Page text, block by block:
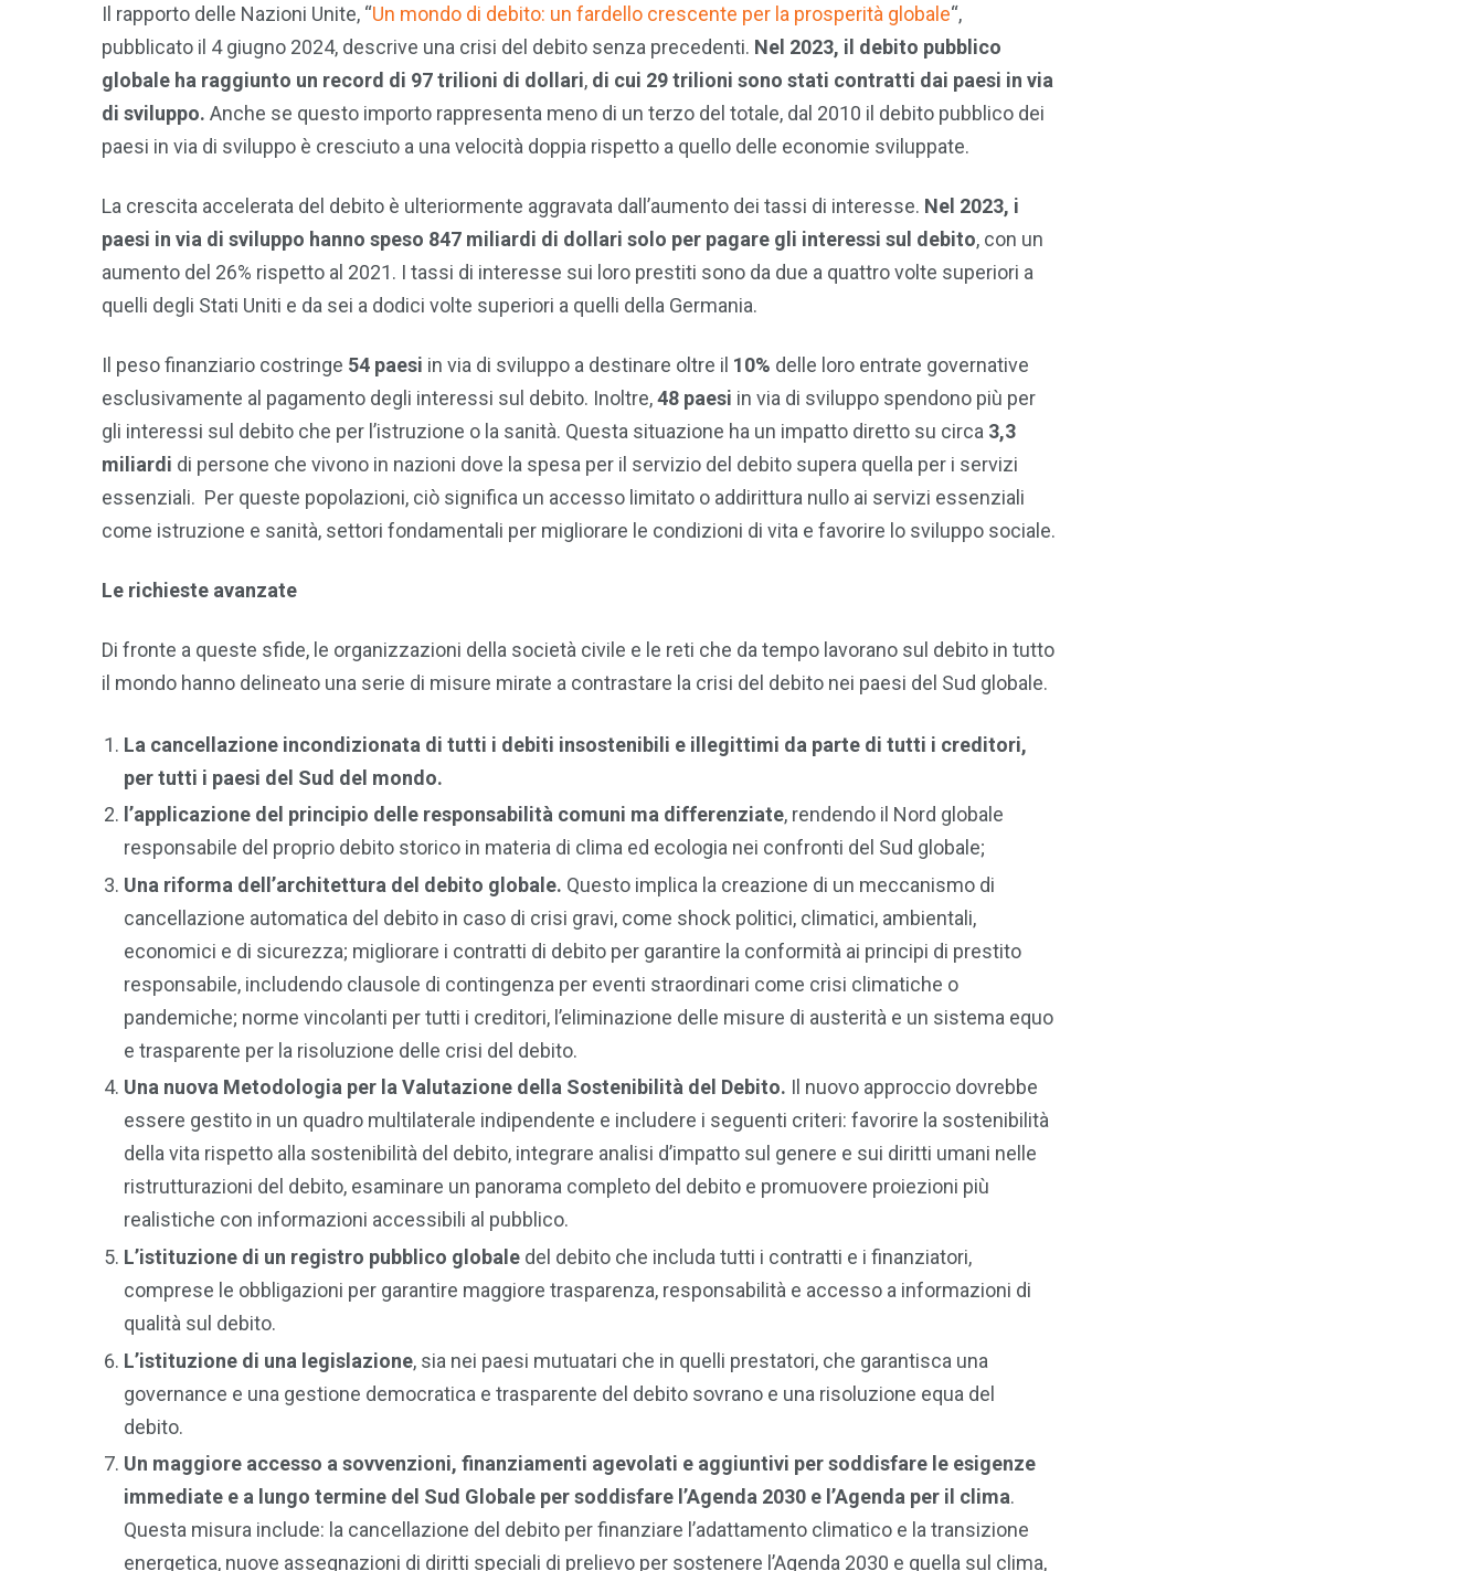
Il rapporto delle Nazioni Unite, “Un mondo di debito: un fardello crescente per la prosperità globale“,
pubblicato il 4 giugno 2024, descrive una crisi del debito senza precedenti. Nel 2023, il debito pubblico
globale ha raggiunto un record di 97 trilioni di dollari, di cui 29 trilioni sono stati contratti dai paesi in via
di sviluppo. Anche se questo importo rappresenta meno di un terzo del totale, dal 2010 il debito pubblico dei
paesi in via di sviluppo è cresciuto a una velocità doppia rispetto a quello delle economie sviluppate.
La crescita accelerata del debito è ulteriormente aggravata dall’aumento dei tassi di interesse. Nel 2023, i
paesi in via di sviluppo hanno speso 847 miliardi di dollari solo per pagare gli interessi sul debito, con un
aumento del 26% rispetto al 2021. I tassi di interesse sui loro prestiti sono da due a quattro volte superiori a
quelli degli Stati Uniti e da sei a dodici volte superiori a quelli della Germania.
Il peso finanziario costringe 54 paesi in via di sviluppo a destinare oltre il 10% delle loro entrate governative
esclusivamente al pagamento degli interessi sul debito. Inoltre,48 paesi in via di sviluppo spendono più per
gli interessi sul debito che per l’istruzione o la sanità. Questa situazione ha un impatto diretto su circa 3,3
miliardi di persone che vivono in nazioni dove la spesa per il servizio del debito supera quella per i servizi
essenziali. Per queste popolazioni, ciò significa un accesso limitato o addirittura nullo ai servizi essenziali
come istruzione e sanità, settori fondamentali per migliorare le condizioni di vita e favorire lo sviluppo sociale.
Le richieste avanzate
Di fronte a queste sfide, le organizzazioni della società civile e le reti che da tempo lavorano sul debito in tutto
il mondo hanno delineato una serie di misure mirate a contrastare la crisi del debito nei paesi del Sud globale.
La cancellazione incondizionata di tutti i debiti insostenibili e illegittimi da parte di tutti i creditori,
per tutti i paesi del Sud del mondo.
l’applicazione del principio delle responsabilità comuni ma differenziate, rendendo il Nord globale
responsabile del proprio debito storico in materia di clima ed ecologia nei confronti del Sud globale;
Una riforma dell’architettura del debito globale. Questo implica la creazione di un meccanismo di
cancellazione automatica del debito in caso di crisi gravi, come shock politici, climatici, ambientali,
economici e di sicurezza; migliorare i contratti di debito per garantire la conformità ai principi di prestito
responsabile, includendo clausole di contingenza per eventi straordinari come crisi climatiche o
pandemiche; norme vincolanti per tutti i creditori, l’eliminazione delle misure di austerità e un sistema equo
e trasparente per la risoluzione delle crisi del debito.
Una nuova Metodologia per la Valutazione della Sostenibilità del Debito. Il nuovo approccio dovrebbe
essere gestito in un quadro multilaterale indipendente e includere i seguenti criteri: favorire la sostenibilità
della vita rispetto alla sostenibilità del debito, integrare analisi d’impatto sul genere e sui diritti umani nelle
ristrutturazioni del debito, esaminare un panorama completo del debito e promuovere proiezioni più
realistiche con informazioni accessibili al pubblico.
L’istituzione di un registro pubblico globale del debito che includa tutti i contratti e i finanziatori,
comprese le obbligazioni per garantire maggiore trasparenza, responsabilità e accesso a informazioni di
qualità sul debito.
L’istituzione di una legislazione, sia nei paesi mutuatari che in quelli prestatori, che garantisca una
governance e una gestione democratica e trasparente del debito sovrano e una risoluzione equa del
debito.
Un maggiore accesso a sovvenzioni, finanziamenti agevolati e aggiuntivi per soddisfare le esigenze
immediate e a lungo termine del Sud Globale per soddisfare l’Agenda 2030 e l’Agenda per il clima.
Questa misura include: la cancellazione del debito per finanziare l’adattamento climatico e la transizione
energetica, nuove assegnazioni di diritti speciali di prelievo per sostenere l’Agenda 2030 e quella sul clima,